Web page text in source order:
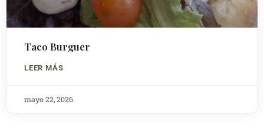
Taco Burguer
LEER MÁS
mayo 22, 2026